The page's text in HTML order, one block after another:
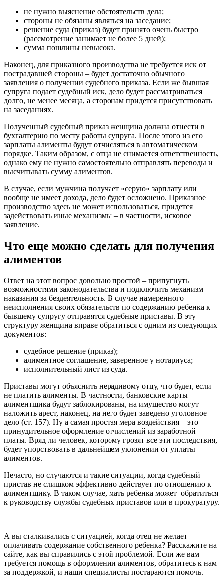
не нужно выяснение обстоятельств дела;
стороны не обязаны являться на заседание;
решение суда (приказ) будет принято очень быстро
(рассмотрение занимает не более 5 дней);
сумма пошлины невысока.
Наконец, для приказного производства не требуется иск от
пострадавшей стороны – будет достаточно обычного
заявления о получении судебного приказа. Если же бывшая
супруга подает судебный иск, дело будет рассматриваться
долго, не менее месяца, а сторонам придется присутствовать
на заседаниях.
Полученный судебный приказ женщина должна отнести в
бухгалтерию по месту работы супруга. После этого из его
зарплаты алименты будут отчисляться в автоматическом
порядке. Таким образом, с отца не снимается ответственность,
однако ему не нужно самостоятельно отправлять переводы и
высчитывать сумму алиментов.
В случае, если мужчина получает «серую» зарплату или
вообще не имеет дохода, дело будет осложнено. Приказное
производство здесь не может использоваться, придется
задействовать иные механизмы – в частности, исковое
заявление.
Что еще можно сделать для получения
алиментов
Ответ на этот вопрос довольно простой – припугнуть
возможностями законодательства и подключить механизм
наказания за бездеятельность. В случае намеренного
неисполнения своих обязательств по содержанию ребенка к
бывшему супругу отправятся судебные приставы. В эту
структуру женщина вправе обратиться с одним из следующих
документов:
судебное решение (приказ);
алиментное соглашение, заверенное у нотариуса;
исполнительный лист из суда.
Приставы могут объяснить нерадивому отцу, что будет, если
не платить алименты. В частности, банковские карты
алиментщика будут заблокированы, на имущество могут
наложить арест, наконец, на него будет заведено уголовное
дело (ст. 157). Ну а самая простая мера воздействия – это
принудительное оформление отчислений из заработной
платы. Вряд ли человек, которому грозят все эти последствия,
будет упорствовать в дальнейшем уклонении от уплаты
алиментов.
Нечасто, но случаются и такие ситуации, когда судебный
пристав не слишком эффективно действует по отношению к
алиментщику. В таком случае, мать ребенка может обратиться
к руководству службы судебных приставов или в прокуратуру.
А вы сталкивались с ситуацией, когда отец не желает
оплачивать содержание собственного ребенка? Расскажите на
сайте, как вы справились с этой проблемой. Если же вам
требуется помощь в оформлении алиментов, обратитесь к нам
за поддержкой, и наши специалисты постараются помочь.